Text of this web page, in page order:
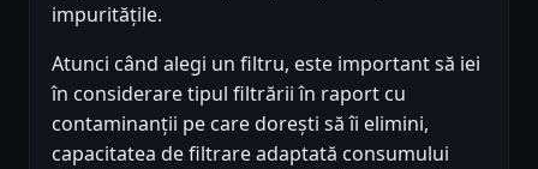
impuritățile.
Atunci când alegi un filtru, este important să iei
în considerare tipul filtrării în raport cu
contaminanții pe care dorești să îi elimini,
capacitatea de filtrare adaptată consumului